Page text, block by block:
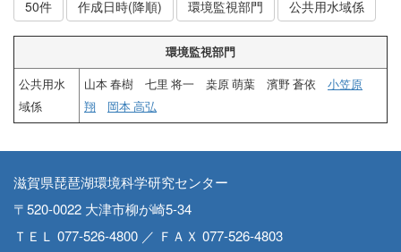
50件 作成日時(降順) 環境監視部門 公共用水域係
環境監視部門
公共用水
域係
山本 春樹 七里 将一 桒原 萌葉 濱野 蒼依 小笠原
翔
岡本 高弘
滋賀県琵琶湖環境科学研究センター
〒520-0022 大津市柳が崎5-34
ＴＥＬ 077-526-4800 ／ ＦＡＸ 077-526-4803